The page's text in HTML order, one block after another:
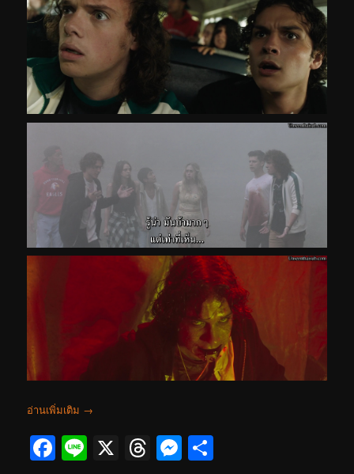
อ่านเพิ่มเติม →
Facebook
Line
X Threads
Messenger